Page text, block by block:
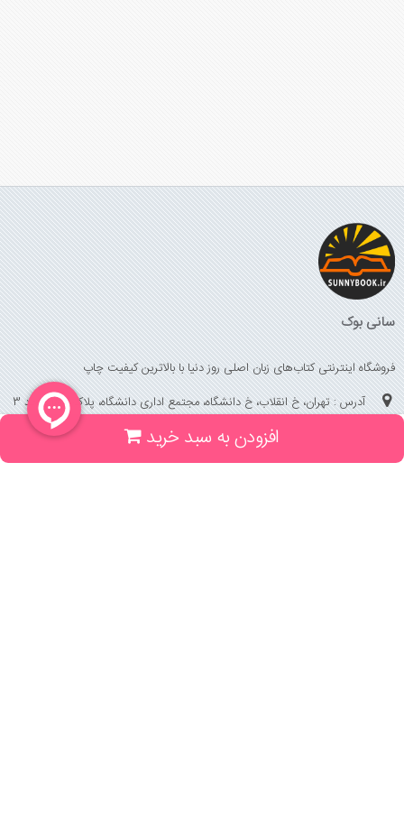
افزودن به سبد خرید
سانی بوک
فروشگاه اینترنتی کتاب‌های زبان اصلی روز دنیا با بالاترین کیفیت چاپ
آدرس : تهران، خ انقلاب، خ دانشگاه، مجتمع اداری دانشگاه، پلاک 158 واحد 3
(جهت خرید حضوری، تلفنی ، پیگیری سفارشات سایت با شماره تلفن 02166175070
تماس حاصل فرمایید)